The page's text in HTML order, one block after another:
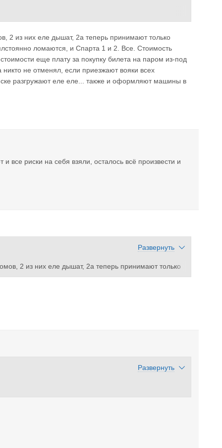
паромом увеличилась в 2 раза?
2 из них еле дышат, 2а теперь принимают только
ломаются, и Спарта 1 и 2. Все. Стоимость
еще плату за покупку билета на паром из-под
не отменял, если приезжают вояки всех
разгружают еле еле... также и оформляют машины в
все риски на себя взяли, осталось всё произвести и
Развернуть
2 из них еле дышат, 2а теперь принимают только
плстоянно ломаются, и Спарта 1 и 2. Все. Стоимость
Развернуть